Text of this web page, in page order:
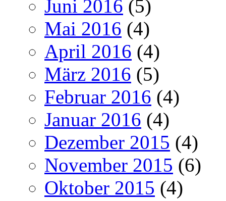
Juni 2016 (5)
Mai 2016 (4)
April 2016 (4)
März 2016 (5)
Februar 2016 (4)
Januar 2016 (4)
Dezember 2015 (4)
November 2015 (6)
Oktober 2015 (4)